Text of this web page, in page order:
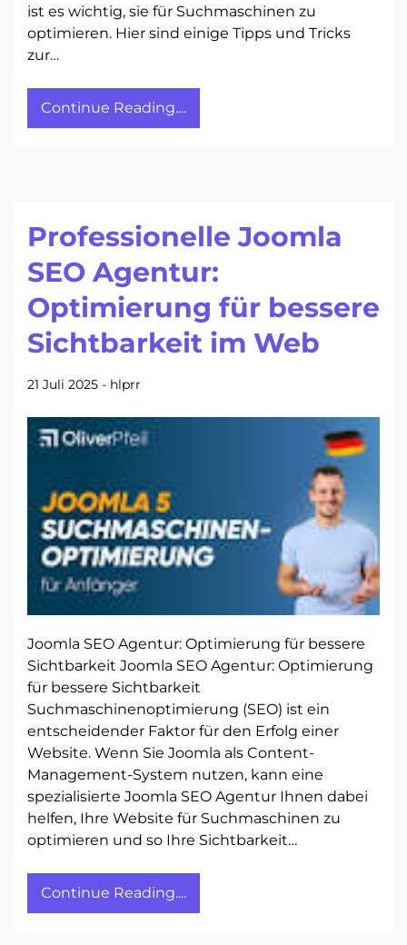
ist es wichtig, sie für Suchmaschinen zu
optimieren. Hier sind einige Tipps und Tricks
zur…
Continue Reading....
Professionelle Joomla
SEO Agentur:
Optimierung für bessere
Sichtbarkeit im Web
21 Juli 2025 - hlprr
Joomla SEO Agentur: Optimierung für bessere
Sichtbarkeit Joomla SEO Agentur: Optimierung
für bessere Sichtbarkeit
Suchmaschinenoptimierung (SEO) ist ein
entscheidender Faktor für den Erfolg einer
Website. Wenn Sie Joomla als Content-
Management-System nutzen, kann eine
spezialisierte Joomla SEO Agentur Ihnen dabei
helfen, Ihre Website für Suchmaschinen zu
optimieren und so Ihre Sichtbarkeit…
Continue Reading....